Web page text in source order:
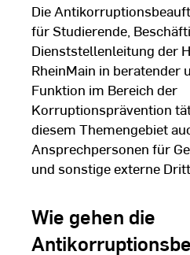
Die
für Studierende,
Dienststellenleitung der
RheinMain in beratender
Funktion im Bereich der
Korruptionsprävention
diesem Themengebiet
Ansprechpersonen für
und sonstige externe
Wie gehen die